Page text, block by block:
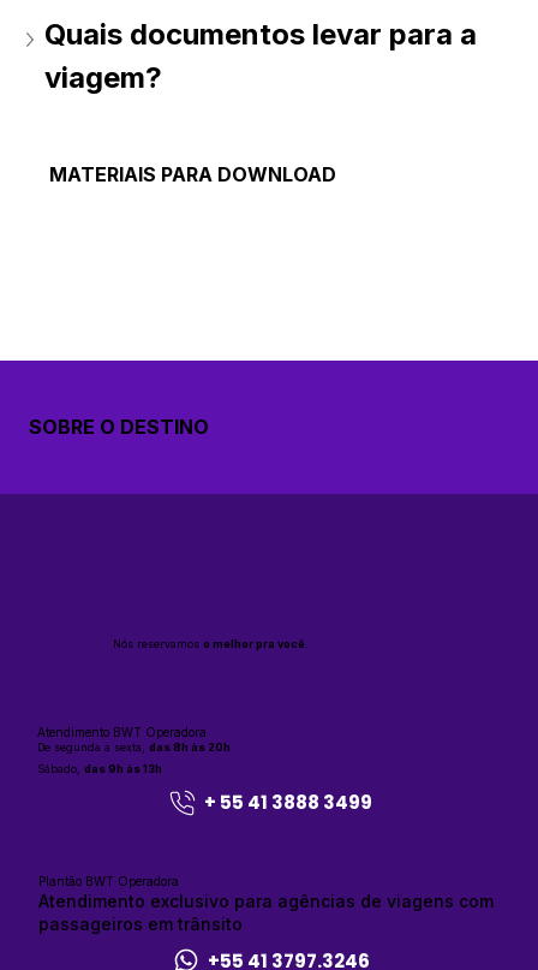
SOBRE O DESTINO
MATERIAIS PARA DOWNLOAD
Quais documentos levar para a
viagem?
Nós reservamoso melhor pra você.
Atendimento BWT Operadora
De segunda a sexta,das 8h às 20h
Sábado,das 9h às 13h
+ 55 41 3888 3499
Plantão BWT Operadora
Atendimento exclusivo para agências de viagens com
passageiros em trânsito
+55 41 3797.3246